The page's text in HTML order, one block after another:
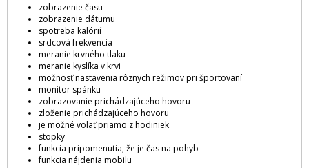
zobrazenie času
zobrazenie dátumu
spotreba kalórií
srdcová frekvencia
meranie krvného tlaku
meranie kyslíka v krvi
možnosť nastavenia rôznych režimov pri športovaní
monitor spánku
zobrazovanie prichádzajúceho hovoru
zloženie prichádzajúceho hovoru
je možné volať priamo z hodiniek
stopky
funkcia pripomenutia, že je čas na pohyb
funkcia nájdenia mobilu